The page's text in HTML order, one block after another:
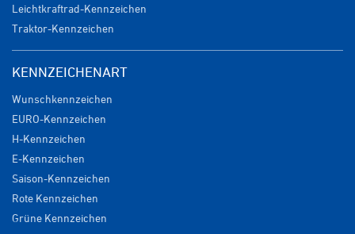
Leichtkraftrad-Kennzeichen
Traktor-Kennzeichen
KENNZEICHENART
Wunschkennzeichen
EURO-Kennzeichen
H-Kennzeichen
E-Kennzeichen
Saison-Kennzeichen
Rote Kennzeichen
Grüne Kennzeichen